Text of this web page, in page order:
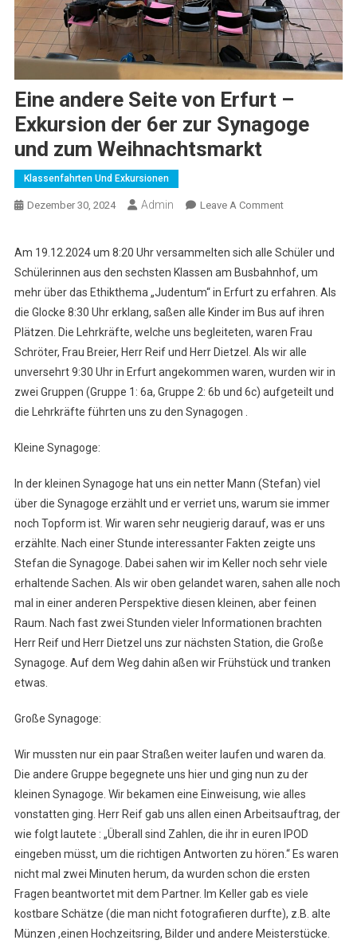
Eine andere Seite von Erfurt –
Exkursion der 6er zur Synagoge
und zum Weihnachtsmarkt
Klassenfahrten Und Exkursionen
Dezember 30, 2024 Admin Leave A CommentOn
Seite
Von
Erfurt
–
Exkursion
Der
6er
Zur
Am 19.12.2024 um 8:20 Uhr versammelten sich alle Schüler und
Schülerinnen aus den sechsten Klassen am Busbahnhof, um
mehr über das Ethikthema „Judentum“ in Erfurt zu erfahren. Als
die Glocke 8:30 Uhr erklang, saßen alle Kinder im Bus auf ihren
Plätzen. Die Lehrkräfte, welche uns begleiteten, waren Frau
Schröter, Frau Breier, Herr Reif und Herr Dietzel. Als wir alle
unversehrt 9:30 Uhr in Erfurt angekommen waren, wurden wir in
zwei Gruppen (Gruppe 1: 6a, Gruppe 2: 6b und 6c) aufgeteilt und
die Lehrkräfte führten uns zu den Synagogen .
Kleine Synagoge:
In der kleinen Synagoge hat uns ein netter Mann (Stefan) viel
über die Synagoge erzählt und er verriet uns, warum sie immer
noch Topform ist. Wir waren sehr neugierig darauf, was er uns
erzählte. Nach einer Stunde interessanter Fakten zeigte uns
Stefan die Synagoge. Dabei sahen wir im Keller noch sehr viele
erhaltende Sachen. Als wir oben gelandet waren, sahen alle noch
mal in einer anderen Perspektive diesen kleinen, aber feinen
Raum. Nach fast zwei Stunden vieler Informationen brachten
Herr Reif und Herr Dietzel uns zur nächsten Station, die Große
Synagoge. Auf dem Weg dahin aßen wir Frühstück und tranken
etwas.
Große Synagoge:
Wir mussten nur ein paar Straßen weiter laufen und waren da.
Die andere Gruppe begegnete uns hier und ging nun zu der
kleinen Synagoge. Wir bekamen eine Einweisung, wie alles
vonstatten ging. Herr Reif gab uns allen einen Arbeitsauftrag, der
wie folgt lautete : „Überall sind Zahlen, die ihr in euren IPOD
eingeben müsst, um die richtigen Antworten zu hören.“ Es waren
nicht mal zwei Minuten herum, da wurden schon die ersten
Fragen beantwortet mit dem Partner. Im Keller gab es viele
kostbare Schätze (die man nicht fotografieren durfte), z.B. alte
Münzen ,einen Hochzeitsring, Bilder und andere Meisterstücke.